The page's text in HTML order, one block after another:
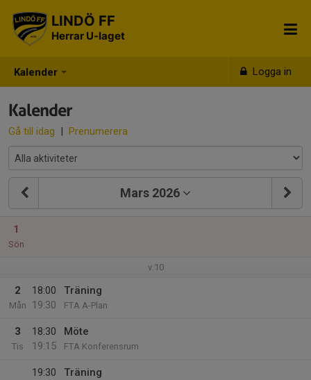
Kalender Logga in
LINDÖ FF
Herrar U-laget
Kalender
Gå till idag | Prenumerera
Mars 2026
1
Sön
v.10
2
Mån
18:00
19:30
Träning
FTA A-Plan
3
Tis
18:30
19:15
Möte
FTA Konferensrum
19:30
Träning